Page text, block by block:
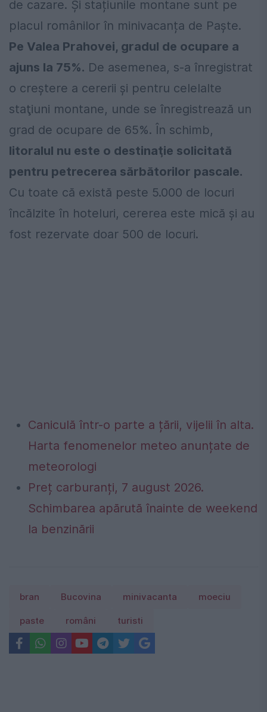
de cazare. Și stațiunile montane sunt pe
placul românilor în minivacanța de Paște.
Pe Valea Prahovei, gradul de ocupare a
ajuns la 75%. De asemenea, s-a înregistrat
o creştere a cererii şi pentru celelalte
staţiuni montane, unde se înregistrează un
grad de ocupare de 65%. În schimb,
litoralul nu este o destinaţie solicitată
pentru petrecerea sărbătorilor pascale.
Cu toate că există peste 5.000 de locuri
încălzite în hoteluri, cererea este mică şi au
fost rezervate doar 500 de locuri.
Caniculă într-o parte a țării, vijelii în alta.
Harta fenomenelor meteo anunțate de
meteorologi
Preț carburanți, 7 august 2026.
Schimbarea apărută înainte de weekend
la benzinării
bran Bucovina minivacanta moeciu
paste români turisti